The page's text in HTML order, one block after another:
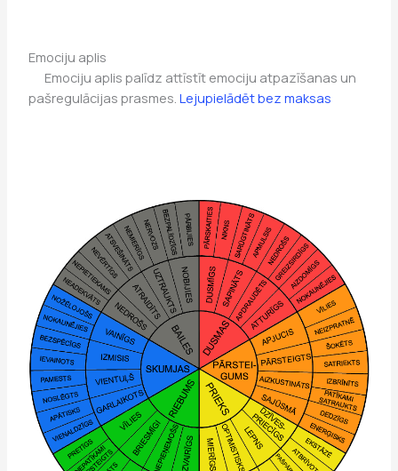
Emociju aplis
Emociju aplis palīdz attīstīt emociju atpazīšanas un
pašregulācijas prasmes.Lejupielādēt bez maksas